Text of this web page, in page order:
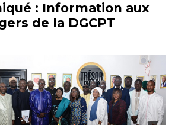
: Information aux
de la DGCPT